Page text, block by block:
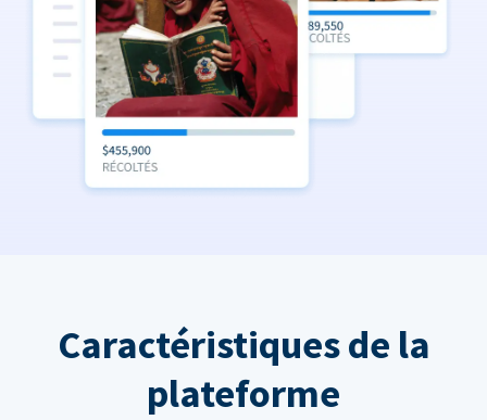
Caractéristiques de la
plateforme